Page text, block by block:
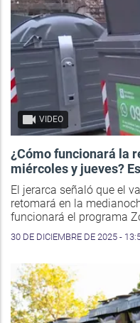
VIDEO
¿Cómo funcionará la
miércoles y jueves?
El jerarca señaló que el
retomará en la
funcionará el programa
30 DE DICIEMBRE DE 2025 -